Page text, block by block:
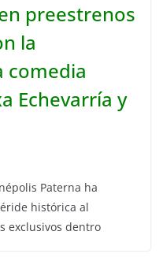
preestrenos
la
comedia
Echevarría y
Paterna ha
histórica al
exclusivos dentro